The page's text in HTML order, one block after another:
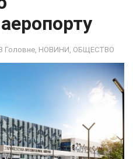
Головне НОВИНИ ОБЩЕСТВО